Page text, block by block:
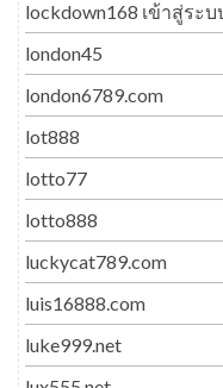
lockdown168 เข้าสู่ระบ
london45
london6789.com
lot888
lotto77
lotto888
luckycat789.com
luis16888.com
luke999.net